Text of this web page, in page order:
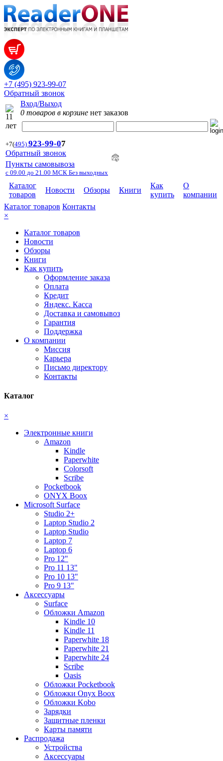
+7 (495) 923-99-07
Обратный звонок
Вход/Выход
0 товаров в корзине нет заказов
+7(495) 923-99-07
Обратный звонок
Пункты самовывоза
с 09.00 до 21.00 МСК Без выходных
Каталог
товаров
Новости Обзоры Книги
Как
купить
О
компании
Каталог товаров Контакты
×
Каталог товаров
Новости
Обзоры
Книги
Как купить
Оформление заказа
Оплата
Кредит
Яндекс. Касса
Доставка и самовывоз
Гарантия
Поддержка
О компании
Миссия
Карьера
Письмо директору
Контакты
Каталог
×
Электронные книги
Amazon
Kindle
Paperwhite
Colorsoft
Scribe
Pocketbook
ONYX Boox
Microsoft Surface
Studio 2+
Laptop Studio 2
Laptop Studio
Laptop 7
Laptop 6
Pro 12"
Pro 11 13"
Pro 10 13"
Pro 9 13"
Аксессуары
Surface
Обложки Amazon
Kindle 10
Kindle 11
Paperwhite 18
Paperwhite 21
Paperwhite 24
Scribe
Oasis
Обложки Pocketbook
Обложки Onyx Boox
Обложки Kobo
Зарядки
Защитные пленки
Карты памяти
Распродажа
Устройства
Аксессуары